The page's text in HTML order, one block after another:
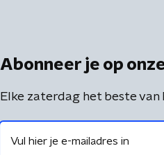
Abonneer je op
Elke zaterdag het beste van